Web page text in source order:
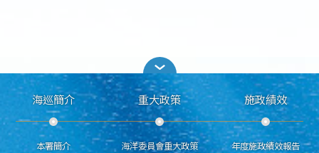
海巡簡介
本署簡介
重大政策
海洋委員會重大政策
施政績效
年度施政績效報告